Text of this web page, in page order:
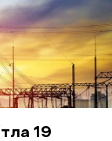
19